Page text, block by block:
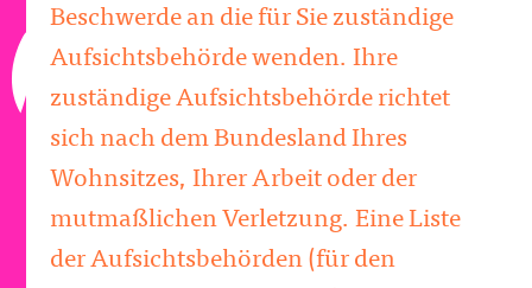
Beschwerde an die für Sie zuständige
Aufsichtsbehörde wenden. Ihre
zuständige Aufsichtsbehörde richtet
sich nach dem Bundesland Ihres
Wohnsitzes, Ihrer Arbeit oder der
mutmaßlichen Verletzung. Eine Liste
der Aufsichtsbehörden (für den